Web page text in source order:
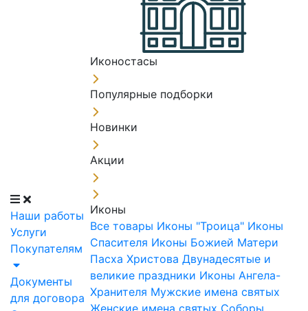
Наши работы
Услуги
Покупателям
Документы
для договора
Иконостасы
Популярные подборки
Новинки
Акции
Иконы
Все товары Иконы "Троица" Иконы
Спасителя Иконы Божией Матери
Пасха Христова Двунадесятые и
великие праздники Иконы Ангела-
Хранителя Мужские имена святых
Женские имена святых Соборы